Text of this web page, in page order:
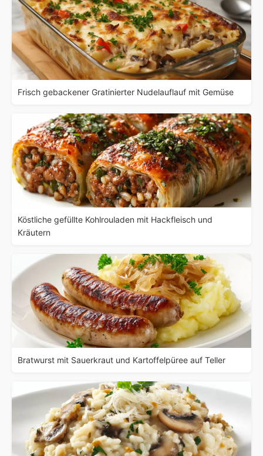
Frisch gebackener Gratinierter Nudelauflauf mit Gemüse
Köstliche gefüllte Kohlrouladen mit Hackfleisch und
Kräutern
Bratwurst mit Sauerkraut und Kartoffelpüree auf Teller